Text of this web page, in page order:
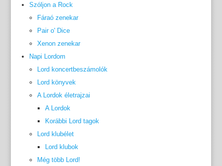
Szóljon a Rock
Fáraó zenekar
Pair o' Dice
Xenon zenekar
Napi Lordom
Lord koncertbeszámolók
Lord könyvek
A Lordok életrajzai
A Lordok
Korábbi Lord tagok
Lord klubélet
Lord klubok
Még több Lord!